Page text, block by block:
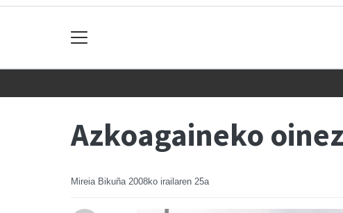
Azkoagaineko
Mireia Bikuña 2008ko irailaren 25a